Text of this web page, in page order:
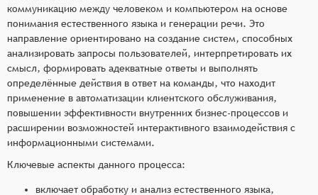
коммуникацию между человеком и компьютером на основе
понимания естественного языка и генерации речи. Это
направление ориентировано на создание систем, способных
анализировать запросы пользователей, интерпретировать их
смысл, формировать адекватные ответы и выполнять
определённые действия в ответ на команды, что находит
применение в автоматизации клиентского обслуживания,
повышении эффективности внутренних бизнес-процессов и
расширении возможностей интерактивного взаимодействия с
информационными системами.
Ключевые аспекты данного процесса:
включает обработку и анализ естественного языка,